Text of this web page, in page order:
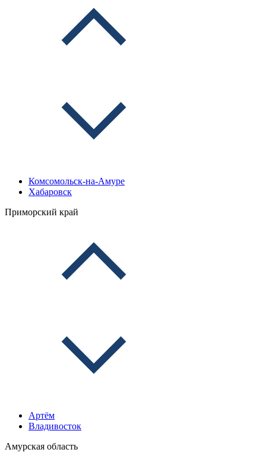
Комсомольск-на-Амуре
Хабаровск
Приморский край
Артём
Владивосток
Амурская область